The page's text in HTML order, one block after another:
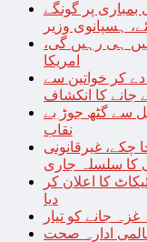
بمباری پر گونگے
ہسپانوی وزیر
ہی رہیں گی،
امریکا
کر خواتین سے
کا انکشاف
سے گٹھ جوڑ بے
نقاب
چکے، غیرقانونی
کا سلسلہ جاری
کا اعلان کر
دیا
جانے کو تیار
ادارہ صحت